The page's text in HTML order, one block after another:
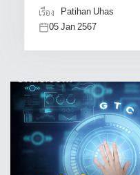
เรื่อง
Patihan Uhas
05 Jan 2567